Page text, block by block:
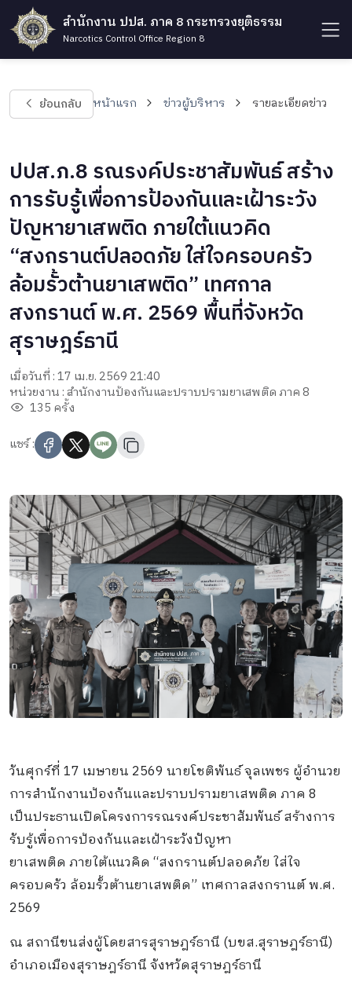
สำนักงาน ปปส. ภาค 8 กระทรวงยุติธรรม
Narcotics Control Office Region 8
ย้อนกลับ หน้าแรก ข่าวผู้บริหาร รายละเอียดข่าว
ปปส.ภ.8 รณรงค์ประชาสัมพันธ์ สร้าง
การรับรู้เพื่อการป้องกันและเฝ้าระวัง
ปัญหายาเสพติด ภายใต้แนวคิด
“สงกรานต์ปลอดภัย ใส่ใจครอบครัว
ล้อมรั้วต้านยาเสพติด” เทศกาล
สงกรานต์ พ.ศ. 2569 พื้นที่จังหวัด
สุราษฎร์ธานี
เมื่อวันที่ : 17 เม.ย. 2569 21:40
หน่วยงาน : สำนักงานป้องกันและปราบปรามยาเสพติด ภาค 8
135 ครั้ง
แชร์ :
วันศุกร์ที่ 17 เมษายน 2569 นายโชติพันธ์ จุลเพชร ผู้อำนวย
การสำนักงานป้องกันและปราบปรามยาเสพติด ภาค 8
เป็นประธานเปิดโครงการรณรงค์ประชาสัมพันธ์ สร้างการ
รับรู้เพื่อการป้องกันและเฝ้าระวังปัญหา
ยาเสพติด ภายใต้แนวคิด “สงกรานต์ปลอดภัย ใส่ใจ
ครอบครัว ล้อมรั้วต้านยาเสพติด” เทศกาลสงกรานต์ พ.ศ.
2569
ณ สถานีขนส่งผู้โดยสารสุราษฎร์ธานี (บขส.สุราษฎร์ธานี)
อำเภอเมืองสุราษฎร์ธานี จังหวัดสุราษฎร์ธานี